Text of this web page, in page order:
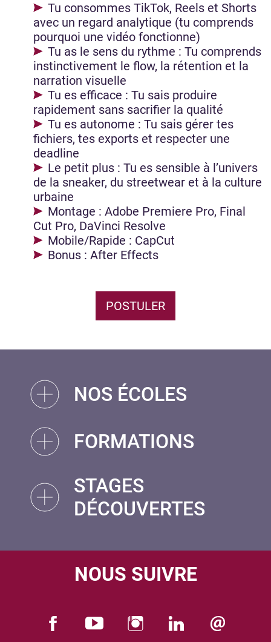
Tu consommes TikTok, Reels et Shorts
avec un regard analytique (tu comprends
pourquoi une vidéo fonctionne)
Tu as le sens du rythme : Tu comprends
instinctivement le flow, la rétention et la
narration visuelle
Tu es efficace : Tu sais produire
rapidement sans sacrifier la qualité
Tu es autonome : Tu sais gérer tes
fichiers, tes exports et respecter une
deadline
Le petit plus : Tu es sensible à l’univers
de la sneaker, du streetwear et à la culture
urbaine
Montage : Adobe Premiere Pro, Final
Cut Pro, DaVinci Resolve
Mobile/Rapide : CapCut
Bonus : After Effects
POSTULER
NOS ÉCOLES
FORMATIONS
STAGES
DÉCOUVERTES
NOUS SUIVRE